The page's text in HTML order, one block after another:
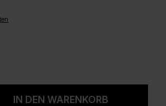
Gib den
IN DEN WARENKORB